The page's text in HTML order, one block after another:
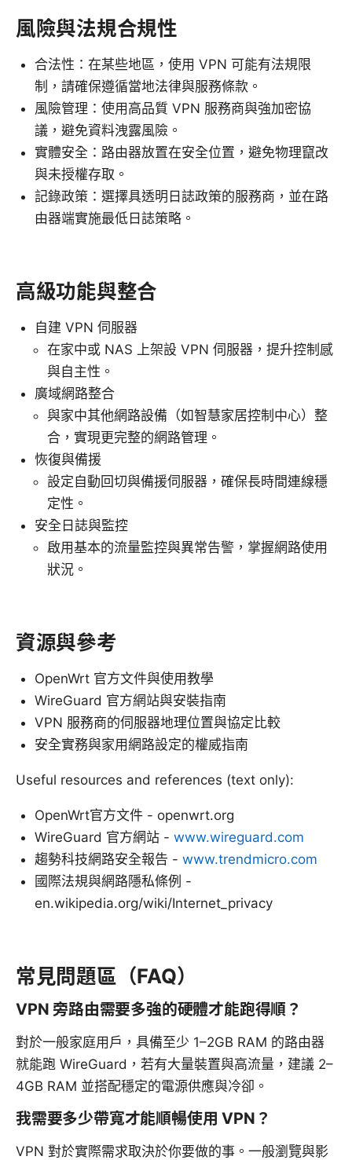
風險與法規合規性
合法性：在某些地區，使用 VPN 可能有法規限
制，請確保遵循當地法律與服務條款。
風險管理：使用高品質 VPN 服務商與強加密協
議，避免資料洩露風險。
實體安全：路由器放置在安全位置，避免物理竄改
與未授權存取。
記錄政策：選擇具透明日誌政策的服務商，並在路
由器端實施最低日誌策略。
高級功能與整合
自建 VPN 伺服器
在家中或 NAS 上架設 VPN 伺服器，提升控制感
與自主性。
廣域網路整合
與家中其他網路設備（如智慧家居控制中心）整
合，實現更完整的網路管理。
恢復與備援
設定自動回切與備援伺服器，確保長時間連線穩
定性。
安全日誌與監控
啟用基本的流量監控與異常告警，掌握網路使用
狀況。
資源與參考
OpenWrt 官方文件與使用教學
WireGuard 官方網站與安裝指南
VPN 服務商的伺服器地理位置與協定比較
安全實務與家用網路設定的權威指南
Useful resources and references (text only):
OpenWrt官方文件 - openwrt.org
WireGuard 官方網站 - www.wireguard.com
趨勢科技網路安全報告 - www.trendmicro.com
國際法規與網路隱私條例 -
en.wikipedia.org/wiki/Internet_privacy
常見問題區（FAQ）
VPN 旁路由需要多強的硬體才能跑得順？
對於一般家庭用戶，具備至少 1–2GB RAM 的路由器
就能跑 WireGuard，若有大量裝置與高流量，建議 2–
4GB RAM 並搭配穩定的電源供應與冷卻。
我需要多少帶寬才能順暢使用 VPN？
VPN 對於實際需求取決於你要做的事。一般瀏覽與影